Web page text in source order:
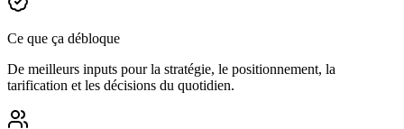
Ce que ça débloque
De meilleurs inputs pour la stratégie, le positionnement, la
tarification et les décisions du quotidien.